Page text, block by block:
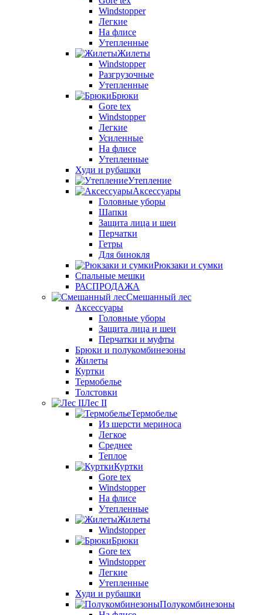
Windstopper
Легкие
На флисе
Утепленные
Жилеты
Windstopper
Разгрузочные
Утепленные
Брюки
Gore tex
Windstopper
Легкие
Усиленные
На флисе
Утепленные
Худи и рубашки
Утепление
Аксессуары
Головные уборы
Шапки
Защита лица и шеи
Перчатки
Гетры
Для бинокля
Рюкзаки и сумки
Спальные мешки
РАСПРОДАЖА
Смешанный лес
Аксессуары
Головные уборы
Защита лица и шеи
Перчатки и муфты
Брюки и полукомбинезоны
Жилеты
Куртки
Термобелье
Толстовки
Лес II
Термобелье
Из шерсти мериноса
Легкое
Среднее
Теплое
Куртки
Gore tex
Windstopper
На флисе
Утепленные
Жилеты
Windstopper
Брюки
Gore tex
Windstopper
Легкие
Утепленные
Худи и рубашки
Полукомбинезоны